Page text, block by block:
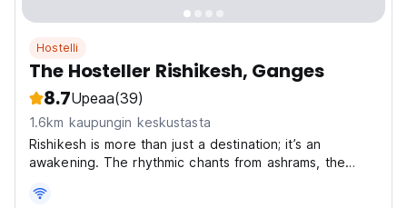
Hostelli
The Hosteller Rishikesh, Ganges
8.7Upeaa(39)
1.6km kaupungin keskustasta
Rishikesh is more than just a destination; it’s an
awakening. The rhythmic chants from ashrams, the
golden glow of the Ganga Aarti at dusk make this town